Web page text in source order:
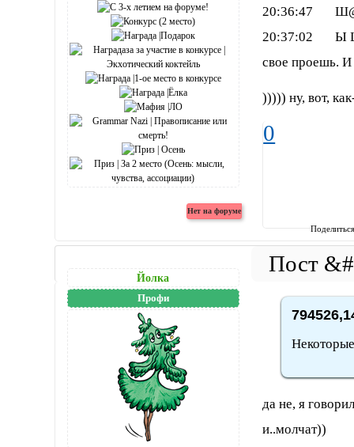
20:36:47
20:37:02 Ы
свое проешь. И
))))) ну, вот,
0
Йолка
Профи
да не, я
и..молчат))